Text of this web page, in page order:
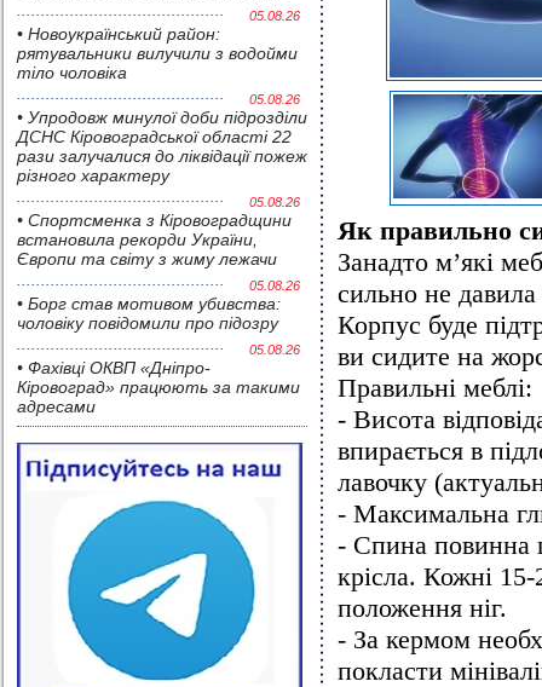
05.08.26
• Новоукраїнський район:
рятувальники вилучили з водойми
тіло чоловіка
05.08.26
• Упродовж минулої доби підрозділи
ДСНС Кіровоградської області 22
рази залучалися до ліквідації пожеж
різного характеру
05.08.26
• Спортсменка з Кіровоградщини
встановила рекорди України,
Європи та світу з жиму лежачи
05.08.26
• Борг став мотивом убивства:
чоловіку повідомили про підозру
05.08.26
• Фахівці ОКВП «Дніпро-
Кіровоград» працюють за такими
адресами
Як правильно
Занадто м’які
сильно не давила
Корпус буде
ви сидите на
Правильні меблі:
- Висота
впирається в
лавочку
- Максимальна
- Спина повинна
крісла. Кожні
положення ніг.
- За кермом
покласти